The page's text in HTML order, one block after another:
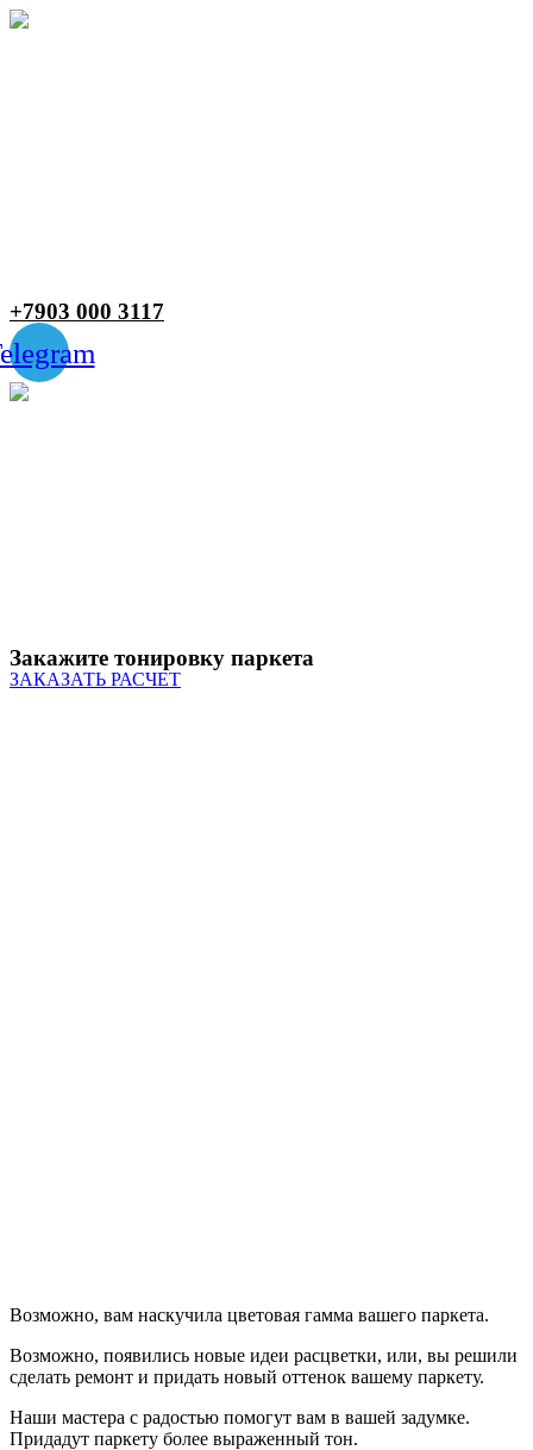
+7903 000 3117
Закажите тонировку паркета
ЗАКАЗАТЬ РАСЧЕТ
Возможно, вам наскучила цветовая гамма вашего паркета.
Возможно, появились новые идеи расцветки, или, вы решили
сделать ремонт и придать новый оттенок вашему паркету.
Наши мастера с радостью помогут вам в вашей задумке.
Придадут паркету более выраженный тон.